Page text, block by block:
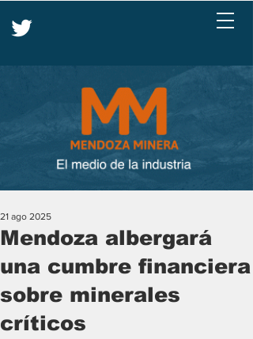
Mendoza albergará
una cumbre financiera
sobre minerales
críticos
21 ago 2025